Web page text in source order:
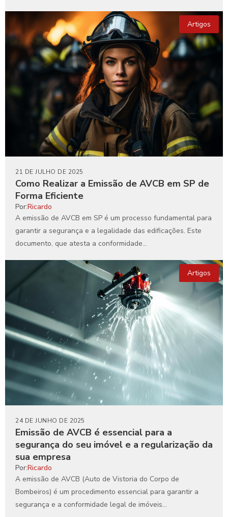
Artigos
Como Realizar a Emissão de AVCB em SP de
Forma Eficiente
21 DE JULHO DE 2025
Por:Ricardo
A emissão de AVCB em SP é um processo fundamental para
garantir a segurança e a legalidade das edificações. Este
documento, que atesta a conformidade...
Artigos
Emissão de AVCB é essencial para a
segurança do seu imóvel e a regularização da
sua empresa
24 DE JUNHO DE 2025
Por:Ricardo
A emissão de AVCB (Auto de Vistoria do Corpo de
Bombeiros) é um procedimento essencial para garantir a
segurança e a conformidade legal de imóveis...